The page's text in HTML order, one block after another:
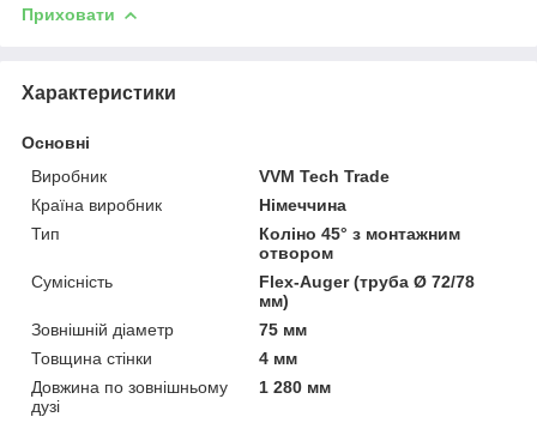
Приховати
Характеристики
Основні
Виробник
VVM Tech Trade
Країна виробник
Німеччина
Тип
Коліно 45° з монтажним
отвором
Сумісність
Flex-Auger (труба Ø 72/78
мм)
Зовнішній діаметр
75 мм
Товщина стінки
4 мм
Довжина по зовнішньому
дузі
1 280 мм